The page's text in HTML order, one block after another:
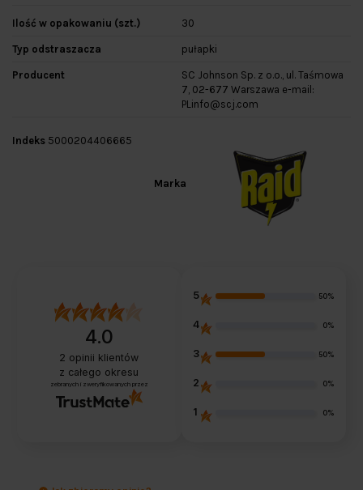
Ilość w opakowaniu (szt.) 30
Typ odstraszacza pułapki
Producent
SC Johnson Sp. z o.o., ul. Taśmowa
7, 02-677 Warszawa e-mail:
PLinfo@scj.com
Marka
Indeks 5000204406665
4.0
2 opinii klientów
z całego okresu
zebranych i zweryfikowanych przez
5 50%
4 0%
3 50%
2 0%
1 0%